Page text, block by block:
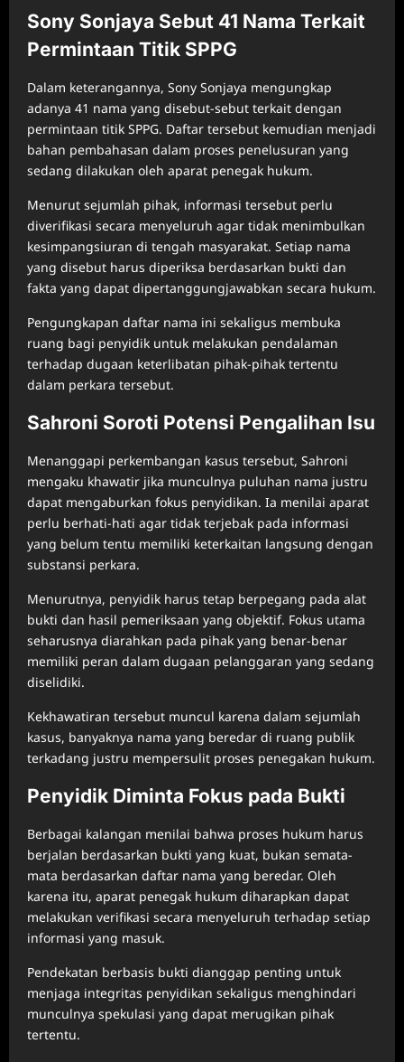
Sony Sonjaya Sebut 41 Nama Terkait
Permintaan Titik SPPG
Dalam keterangannya, Sony Sonjaya mengungkap
adanya 41 nama yang disebut-sebut terkait dengan
permintaan titik SPPG. Daftar tersebut kemudian menjadi
bahan pembahasan dalam proses penelusuran yang
sedang dilakukan oleh aparat penegak hukum.
Menurut sejumlah pihak, informasi tersebut perlu
diverifikasi secara menyeluruh agar tidak menimbulkan
kesimpangsiuran di tengah masyarakat. Setiap nama
yang disebut harus diperiksa berdasarkan bukti dan
fakta yang dapat dipertanggungjawabkan secara hukum.
Pengungkapan daftar nama ini sekaligus membuka
ruang bagi penyidik untuk melakukan pendalaman
terhadap dugaan keterlibatan pihak-pihak tertentu
dalam perkara tersebut.
Sahroni Soroti Potensi Pengalihan Isu
Menanggapi perkembangan kasus tersebut, Sahroni
mengaku khawatir jika munculnya puluhan nama justru
dapat mengaburkan fokus penyidikan. Ia menilai aparat
perlu berhati-hati agar tidak terjebak pada informasi
yang belum tentu memiliki keterkaitan langsung dengan
substansi perkara.
Menurutnya, penyidik harus tetap berpegang pada alat
bukti dan hasil pemeriksaan yang objektif. Fokus utama
seharusnya diarahkan pada pihak yang benar-benar
memiliki peran dalam dugaan pelanggaran yang sedang
diselidiki.
Kekhawatiran tersebut muncul karena dalam sejumlah
kasus, banyaknya nama yang beredar di ruang publik
terkadang justru mempersulit proses penegakan hukum.
Penyidik Diminta Fokus pada Bukti
Berbagai kalangan menilai bahwa proses hukum harus
berjalan berdasarkan bukti yang kuat, bukan semata-
mata berdasarkan daftar nama yang beredar. Oleh
karena itu, aparat penegak hukum diharapkan dapat
melakukan verifikasi secara menyeluruh terhadap setiap
informasi yang masuk.
Pendekatan berbasis bukti dianggap penting untuk
menjaga integritas penyidikan sekaligus menghindari
munculnya spekulasi yang dapat merugikan pihak
tertentu.